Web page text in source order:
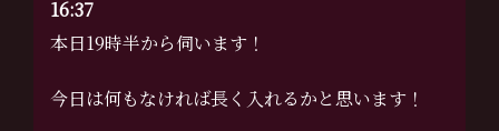
16:37
本日19時半から伺います！
今日は何もなければ長く入れるかと思います！